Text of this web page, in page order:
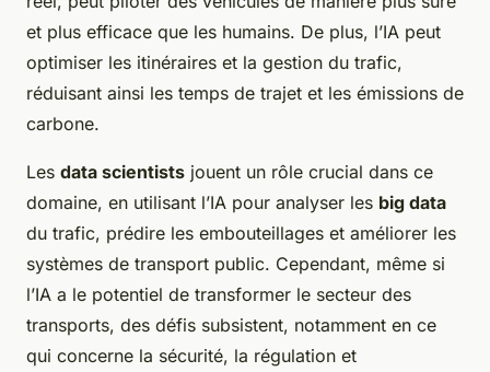
et plus efficace que les humains. De plus, l’IA peut
optimiser les itinéraires et la gestion du trafic,
réduisant ainsi les temps de trajet et les émissions de
carbone.
Les data scientists jouent un rôle crucial dans ce
domaine, en utilisant l’IA pour analyser les big data
du trafic, prédire les embouteillages et améliorer les
systèmes de transport public. Cependant, même si
l’IA a le potentiel de transformer le secteur des
transports, des défis subsistent, notamment en ce
qui concerne la sécurité, la régulation et